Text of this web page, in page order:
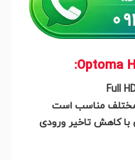
مختلف مناسب است
با کاهش تاخیر ورودی